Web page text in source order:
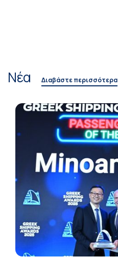
Νέα Διαβάστε περισσότερα